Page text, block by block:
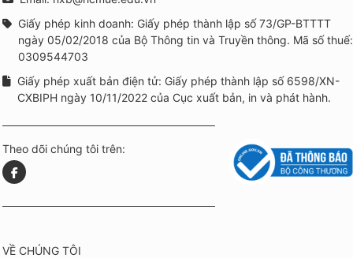
Giấy phép kinh doanh: Giấy phép thành lập số 73/GP-BTTTT
ngày 05/02/2018 của Bộ Thông tin và Truyền thông. Mã số thuế:
0309544703
Giấy phép xuất bản điện tử: Giấy phép thành lập số 6598/XN-
CXBIPH ngày 10/11/2022 của Cục xuất bản, in và phát hành.
Theo dõi chúng tôi trên:
VỀ CHÚNG TÔI